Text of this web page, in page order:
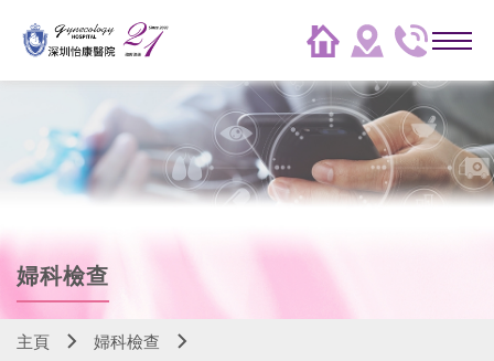
婦科檢查
主頁
婦科檢查